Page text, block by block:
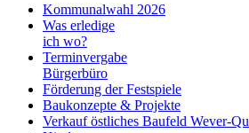
Kommunalwahl 2026
Was erledige
ich wo?
Terminvergabe
Bürgerbüro
Förderung der Festspiele
Baukonzepte & Projekte
Verkauf östliches Baufeld Wever-